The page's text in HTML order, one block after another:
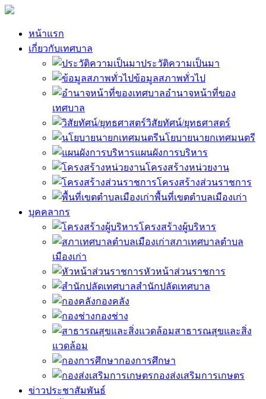
หน้าแรก
เกี่ยวกับเทศบาล
ประวัติความเป็นมา
ข้อมูลสภาพทั่วไป
อำนาจหน้าที่ของ
เทศบาล
วิสัยทัศน์/ยุทธศาสตร์
นโยบายนายกเทศมนตรี
แผนผังการบริหาร
โครงสร้างหน่วยงาน
โครงสร้างส่วนราชการ
พื้นที่เขตตำบลเมืองเก่า
บุคคลากร
โครงสร้างผู้บริหาร
สภาเทศบาลตำบล
เมืองเก่า
หัวหน้าส่วนราชการ
สำนักปลัดเทศบาล
กองคลัง
กองช่าง
สาธารณสุขและสิ่ง
แวดล้อม
กองการศึกษา
กองส่งเสริมการเกษตร
ข่าวประชาสัมพันธ์